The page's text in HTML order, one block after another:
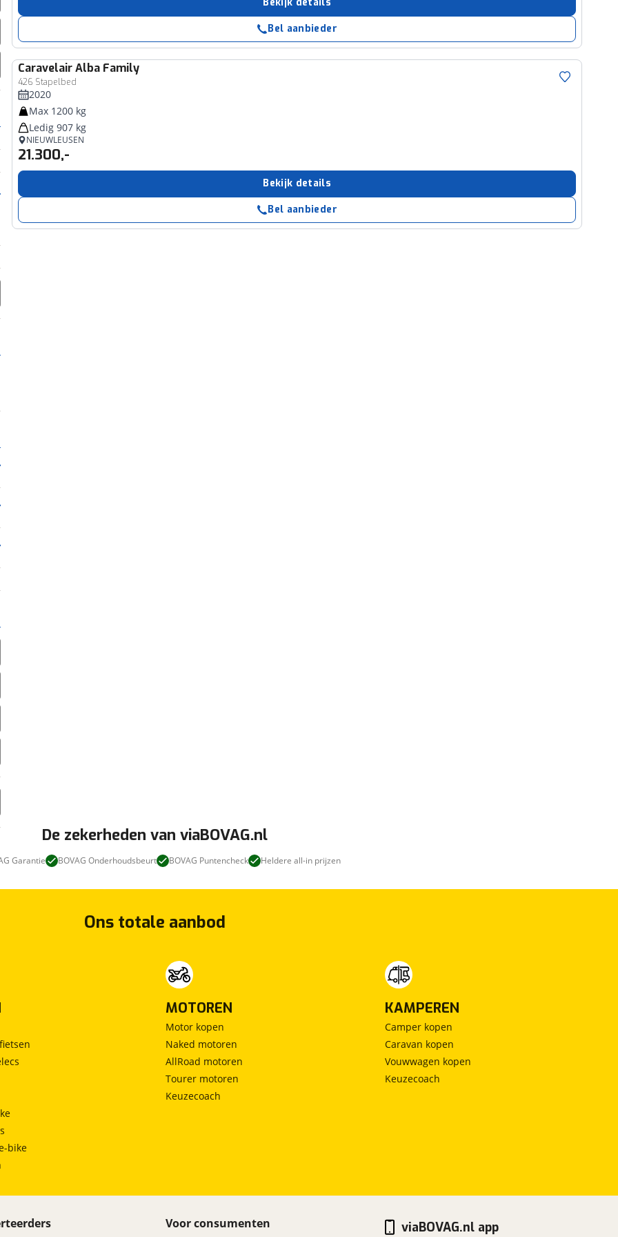
Bel aanbieder
Caravelair Alba Family
426 Stapelbed
2020
Max 1200 kg
Ledig 907 kg
NIEUWLEUSEN
21.300,-
Bekijk details
Bel aanbieder
De zekerheden van viaBOVAG.nl
Garantie BOVAG Onderhoudsbeurt BOVAG Puntencheck Heldere all-in prijzen
Ons totale aanbod
bike
MOTOREN
Motor kopen
Naked motoren
AllRoad motoren
Tourer motoren
Keuzecoach
KAMPEREN
Camper kopen
Caravan kopen
Vouwwagen kopen
Keuzecoach
Voor consumenten viaBOVAG.nl app